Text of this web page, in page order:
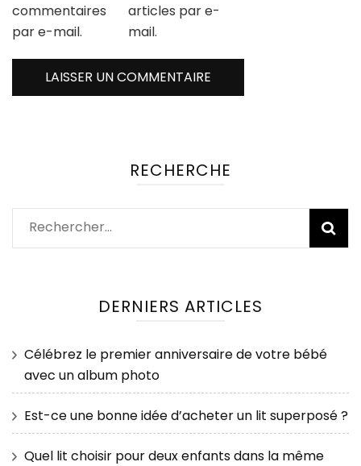
commentaires
par e-mail.
articles par e-
mail.
RECHERCHE
Rechercher :
DERNIERS ARTICLES
Célébrez le premier anniversaire de votre bébé
avec un album photo
Est-ce une bonne idée d’acheter un lit superposé ?
Quel lit choisir pour deux enfants dans la même